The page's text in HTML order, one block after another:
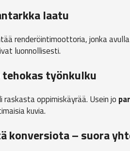
laatu
renderöintimoottoria, jonka
luonnollisesti.
tehokas työnkulku
raskasta oppimiskäyrää. Usein jo
kuvia.
konversiota – suora